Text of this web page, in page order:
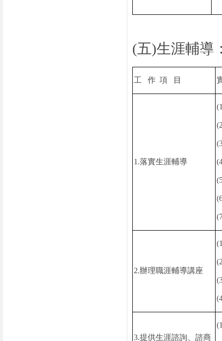
(五)生涯輔導
工 作 項 目
1.落實生涯輔導
2.辦理職涯輔導講座
3.提供生涯諮詢、諮商